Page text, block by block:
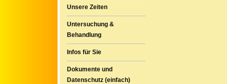
Unsere Zeiten
Untersuchung &
Behandlung
Infos für Sie
Dokumente und
Datenschutz (einfach)